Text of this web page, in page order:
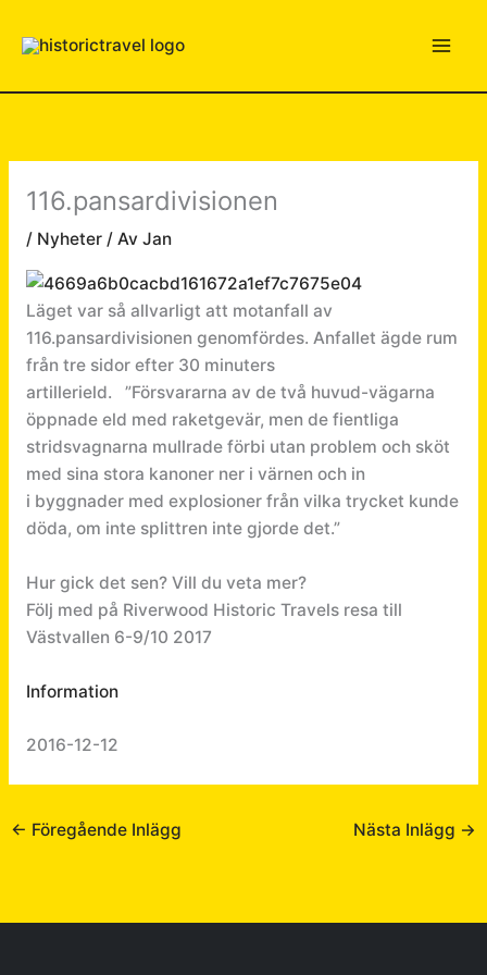
116.pansardivisionen
/ Nyheter/ Av Jan
Läget var så allvarligt att motanfall av
116.pansardivisionen genomfördes. Anfallet ägde rum
från tre sidor efter 30 minuters
artillerield. ”Försvararna av de två huvud-vägarna
öppnade eld med raketgevär, men de fientliga
stridsvagnarna mullrade förbi utan problem och sköt
med sina stora kanoner ner i värnen och in
i byggnader med explosioner från vilka trycket kunde
döda, om inte splittren inte gjorde det.”
Hur gick det sen? Vill du veta mer?
Följ med på Riverwood Historic Travels resa till
Västvallen 6-9/10 2017
Information
2016-12-12
← Föregående Inlägg Nästa Inlägg →